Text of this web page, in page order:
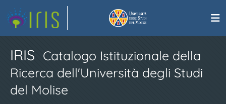
IRIS Catalogo Istituzionale della
Ricerca dell'Università degli Studi
del Molise